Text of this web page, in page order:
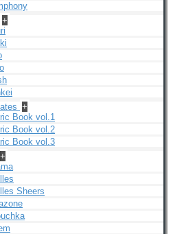
+
+
Book vol.1
Book vol.2
Book vol.3
+
Sheers